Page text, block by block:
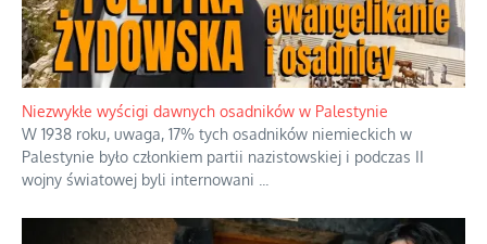
Niezwykłe wyścigi dawnych osadników w Palestynie
W 1938 roku, uwaga, 17% tych osadników niemieckich w
Palestynie było członkiem partii nazistowskiej i podczas II
wojny światowej byli internowani